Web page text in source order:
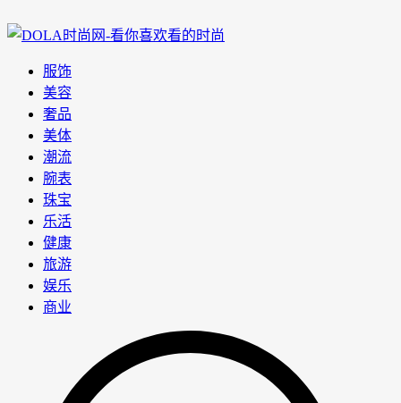
服饰
美容
奢品
美体
潮流
腕表
珠宝
乐活
健康
旅游
娱乐
商业